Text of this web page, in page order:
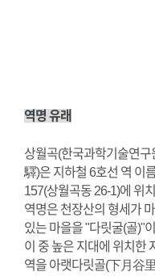
역명 유래
상월곡(한국과학기술연
驛)은 지하철 6호선 역 이
157(상월곡동 26-1)에 위
역명은 천장산의 형세가
있는 마을을 "다릿굴(골)"
이 중 높은 지대에 위치한
역을 아랫다릿골(下月谷